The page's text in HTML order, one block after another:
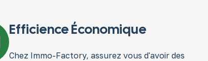
Efficience Économique
Chez Immo-Factory, assurez vous d'avoir des